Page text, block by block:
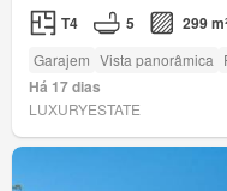
T4 5 299
Garajem Vista panorâmica
Há 17 dias
LUXURYESTATE